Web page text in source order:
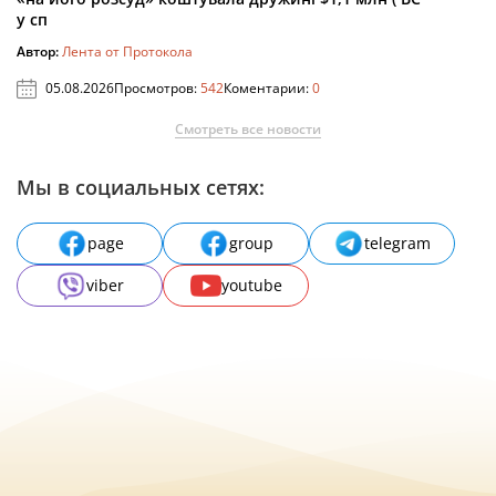
у сп
Автор:Лента от Протокола
05.08.2026Просмотров:542Коментарии:0
Смотреть все новости
Мы в социальных сетях:
page group
telegram
viber
youtube